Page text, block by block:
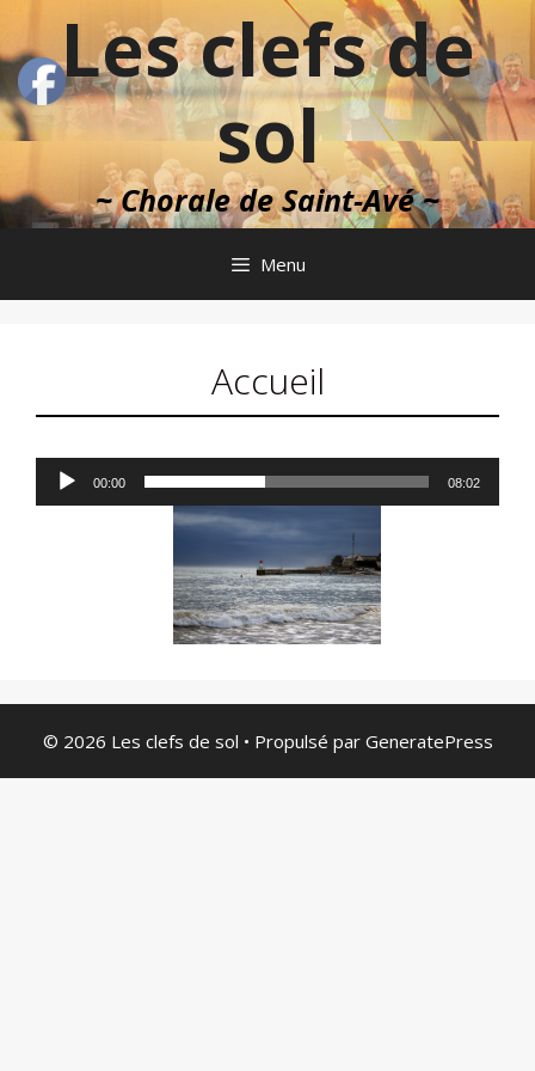
au
contenuLes clefs de
sol
~ Chorale de Saint-Avé ~
Menu
Accueil
Lecteur
audio
00:00 08:02
© 2026 Les clefs de sol • Propulsé par GeneratePress